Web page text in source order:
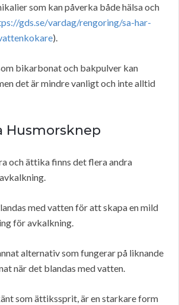
som kan påverka både hälsa och
gds.se/vardag/rengoring/sa-har-
).
bikarbonat och bakpulver kan
det är mindre vanligt och inte alltid
Husmorsknep
och ättika finns det flera andra
med vatten för att skapa en mild
för avkalkning.
alternativ som fungerar på liknande
när det blandas med vatten.
som ättikssprit, är en starkare form